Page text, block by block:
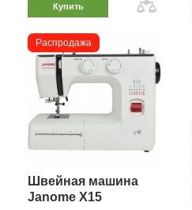
Купить
Распродажа
Швейная машина
Janome X15